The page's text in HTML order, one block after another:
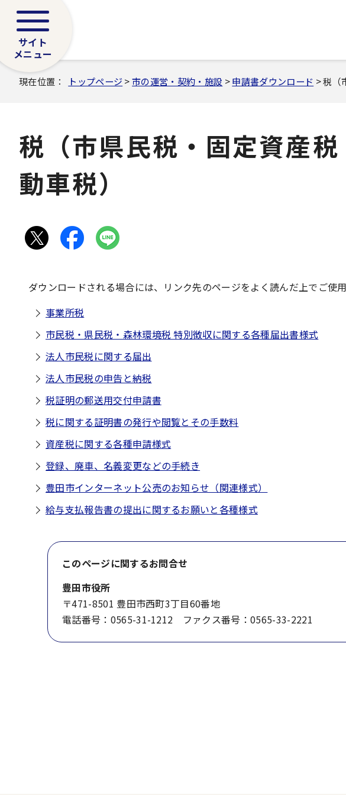
サイト
メニュー
現在位置： トップページ >市の運営・契約・施設 >申請書ダウンロード > 税（
税（市県民税・固定資産
動車税）
ダウンロードされる場合には、リンク先のページをよく読んだ上でご使用
事業所税
市民税・県民税・森林環境税 特別徴収に関する各種届出書様式
法人市民税に関する届出
法人市民税の申告と納税
税証明の郵送用交付申請書
税に関する証明書の発行や閲覧とその手数料
資産税に関する各種申請様式
登録、廃車、名義変更などの手続き
豊田市インターネット公売のお知らせ（関連様式）
給与支払報告書の提出に関するお願いと各種様式
このページに関するお問合せ
豊田市役所
〒471-8501 豊田市西町3丁目60番地
電話番号：0565-31-1212 ファクス番号：0565-33-2221